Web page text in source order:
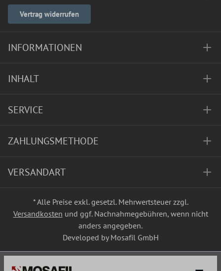
Vertrag widerrufen
INFORMATIONEN
INHALT
SERVICE
ZAHLUNGSMETHODE
VERSANDART
* Alle Preise exkl. gesetzl. Mehrwertsteuer zzgl.
Versandkosten und ggf. Nachnahmegebühren, wenn nicht
anders angegeben.
Developed by Mosafil GmbH